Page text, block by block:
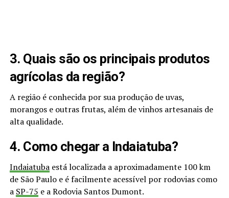
3. Quais são os principais produtos
agrícolas da região?
A região é conhecida por sua produção de uvas,
morangos e outras frutas, além de vinhos artesanais de
alta qualidade.
4. Como chegar a Indaiatuba?
Indaiatubaestá localizada a aproximadamente 100 km
de São Paulo e é facilmente acessível por rodovias como
a SP-75 e a Rodovia Santos Dumont.